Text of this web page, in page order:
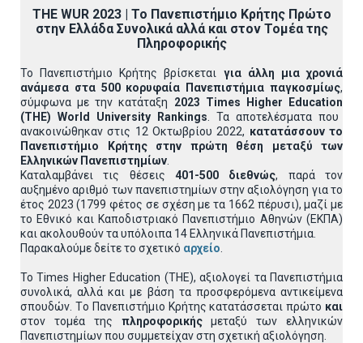
THE WUR 2023 | Το Πανεπιστήμιο Κρήτης Πρώτο
στην Ελλάδα Συνολικά αλλά και στον Τομέα της
Πληροφορικής
Το Πανεπιστήμιο Κρήτης βρίσκεται για άλλη μια χρονιά
ανάμεσα στα 500 κορυφαία Πανεπιστήμια παγκοσμίως,
σύμφωνα με την κατάταξη 2023 Times Higher
Education
(THE) World University Rankings . Τα αποτελέσματα που
ανακοινώθηκαν στις 12 Οκτωβρίου 2022, κατατάσσουν το
Πανεπιστήμιο Κρήτης στην πρώτη θέση μεταξύ των
Ελληνικών Πανεπιστημίων
Καταλαμβάνει τις θέσεις 401-500 διεθνώς, παρά τον
αυξημένο αριθμό των πανεπιστημίων στην αξιολόγηση για το
έτος 2023 (1799 φέτος σε σχέση με τα 1662 πέρυσι), μαζί με
το Εθνικό και Καποδιστριακό Πανεπιστήμιο Αθηνών (ΕΚΠΑ)
και ακολουθούν τα υπόλοιπα 14 Ελληνικά Πανεπιστήμια.
Παρακαλούμε δείτε το σχετικό αρχείο
Το Times Higher Education (THE), αξιολογεί τα Πανεπιστήμια
συνολικά, αλλά και με βάση τα προσφερόμενα αντικείμενα
σπουδών. Tο Πανεπιστήμιο Κρήτης κατατάσσεται πρώτο και
στον τομέα της πληροφορικήςμεταξύ των ελληνικών
Πανεπιστημίων που συμμετείχαν στη σχετική αξιολόγηση.